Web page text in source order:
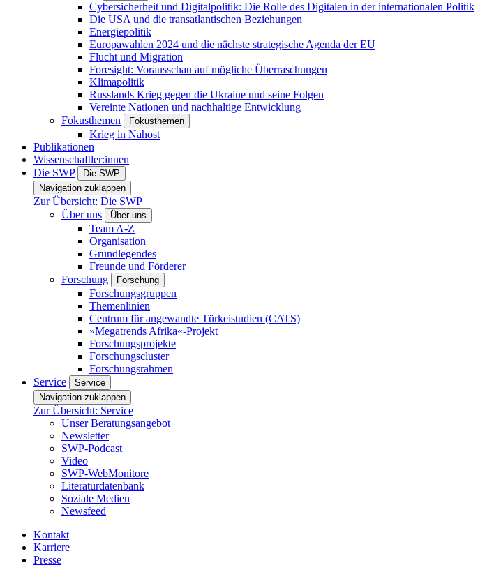
Cybersicherheit und Digitalpolitik: Die Rolle des Digitalen in der internationalen Politik
Die USA und die transatlantischen Beziehungen
Energiepolitik
Europawahlen 2024 und die nächste strategische Agenda der EU
Flucht und Migration
Foresight: Vorausschau auf mögliche Überraschungen
Klimapolitik
Russlands Krieg gegen die Ukraine und seine Folgen
Vereinte Nationen und nachhaltige Entwicklung
Fokusthemen
Fokusthemen
Krieg in Nahost
Publikationen
Wissenschaftler:innen
Die SWP
Die SWP
Navigation zuklappen
Zur Übersicht: Die SWP
Über uns
Über uns
Team A-Z
Organisation
Grundlegendes
Freunde und Förderer
Forschung
Forschung
Forschungsgruppen
Themenlinien
Centrum für angewandte Türkeistudien (CATS)
»Megatrends Afrika«-Projekt
Forschungsprojekte
Forschungscluster
Forschungsrahmen
Service
Service
Navigation zuklappen
Zur Übersicht: Service
Unser Beratungsangebot
Newsletter
SWP-Podcast
Video
SWP-WebMonitore
Literaturdatenbank
Soziale Medien
Newsfeed
Kontakt
Karriere
Presse